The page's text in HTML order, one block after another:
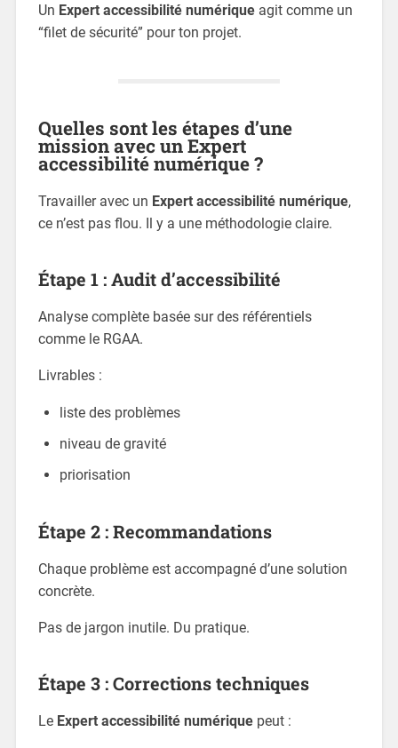
Un Expert accessibilité numériqueagit comme un
“filet de sécurité” pour ton projet.
Quelles sont les étapes d’une
mission avec un Expert
accessibilité numérique ?
Travailler avec un Expert accessibilité numérique,
ce n’est pas flou. Il y a une méthodologie claire.
Étape 1 : Audit d’accessibilité
Analyse complète basée sur des référentiels
comme le RGAA.
Livrables :
liste des problèmes
niveau de gravité
priorisation
Étape 2 : Recommandations
Chaque problème est accompagné d’une solution
concrète.
Pas de jargon inutile. Du pratique.
Étape 3 : Corrections techniques
Le Expert accessibilité numériquepeut :